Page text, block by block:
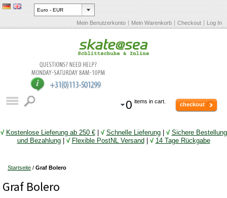
Mein Benutzerkonto Mein Warenkorb Checkout Log In
0 items in cart. checkout
√ Kostenlose Lieferung ab 250 €| √ Schnelle Lieferung| √ Sichere Bestellung
und Bezahlung| √ Flexible PostNL Versand √ 14 Tage Rückgabe
Startseite / Graf Bolero
Graf Bolero